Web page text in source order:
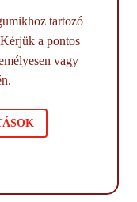
tartozó
a pontos
vagy